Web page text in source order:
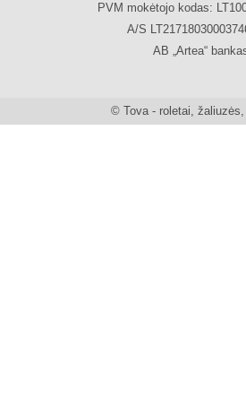
PVM mokėtojo kodas:
A/S
AB „Artea“
© Tova - roletai,